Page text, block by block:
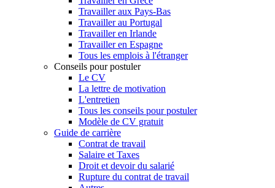
Travailler aux Pays-Bas
Travailler au Portugal
Travailler en Irlande
Travailler en Espagne
Tous les emplois à l'étranger
Conseils pour postuler
Le CV
La lettre de motivation
L'entretien
Tous les conseils pour postuler
Modèle de CV gratuit
Guide de carrière
Contrat de travail
Salaire et Taxes
Droit et devoir du salarié
Rupture du contrat de travail